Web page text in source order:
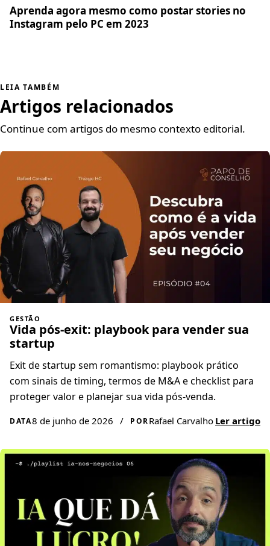
Aprenda agora mesmo como postar stories no
Instagram pelo PC em 2023
LEIA TAMBÉM
Artigos relacionados
Continue com artigos do mesmo contexto editorial.
GESTÃO
Vida pós-exit: playbook para vender sua
startup
Exit de startup sem romantismo: playbook prático
com sinais de timing, termos de M&A e checklist para
proteger valor e planejar sua vida pós-venda.
DATA8 de junho de 2026 / PORRafael Carvalho Ler artigo